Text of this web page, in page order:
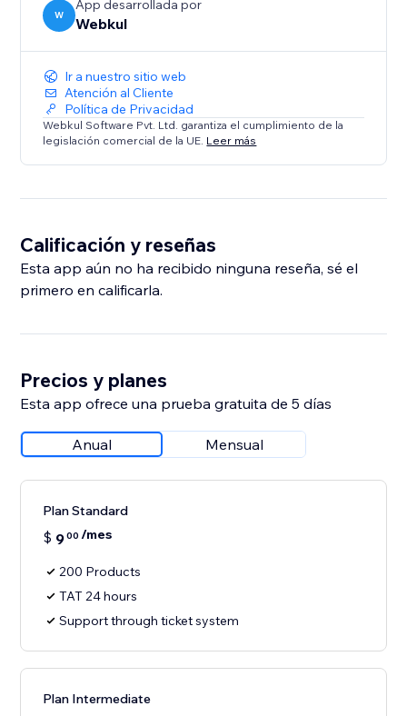
W
App desarrollada por
Webkul
Ir a nuestro sitio web
Atención al Cliente
Política de Privacidad
Webkul Software Pvt. Ltd. garantiza el cumplimiento de la
legislación comercial de la UE. Leer más
Calificación y reseñas
Esta app aún no ha recibido ninguna reseña, sé el
primero en calificarla.
Precios y planes
Esta app ofrece una prueba gratuita de 5 días
Anual Mensual
Plan Standard
$ 900 /mes
200 Products
TAT 24 hours
Support through ticket system
Plan Intermediate